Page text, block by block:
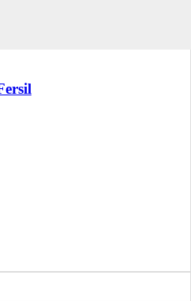
32 45º UNI PVC Fersil